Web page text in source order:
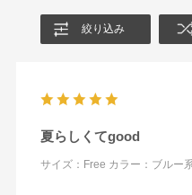
絞り込み
夏らしくてgood
サイズ：Free カラー：ブルー